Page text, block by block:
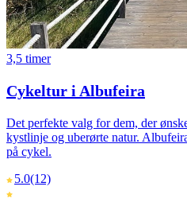
3,5 timer
Cykeltur i Albufeira
Det perfekte valg for dem, der
kystlinje og uberørte natur.
på cykel.
5.0(12)